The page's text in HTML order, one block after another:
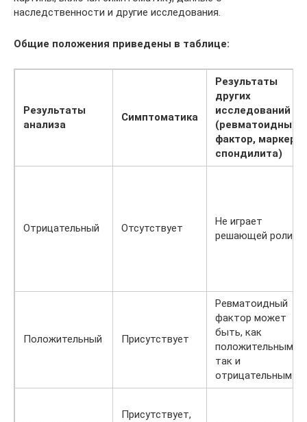
наследственности и другие исследования.
Общие положения приведены в таблице:
Результаты
анализа
Симптоматика
Результаты
других
исследований
(ревматоидный
фактор, маркер
спондилита)
Отрицательный Отсутствует
Не играет
решающей роли
Положительный Присутствует
Ревматоидный
фактор может
быть, как
положительным,
так и
отрицательным
Присутствует,